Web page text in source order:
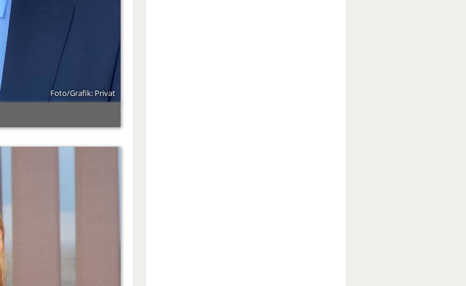
Foto/Grafik: Privat